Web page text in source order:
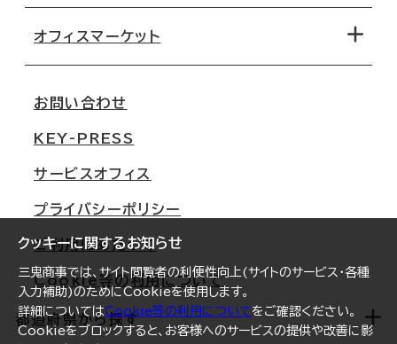
クッキーに関するお知らせ
三鬼商事では、サイト閲覧者の利便性向上(サイトのサービス・各種
入力補助)のためにCookieを使用します。
詳細についてはCookie等の利用についてをご確認ください。
Cookieをブロックすると、お客様へのサービスの提供や改善に影
路線・駅から探す
移転コストシミュレーション
移転スケジュール
オフィス移転Q&A
オフィスマーケット
大阪
名古屋
札幌
仙台
横浜
福岡
お問い合わせ
KEY-PRESS
サービスオフィス
プライバシーポリシー
ご利用にあたって
Cookie等の利用について
都道府県から探す